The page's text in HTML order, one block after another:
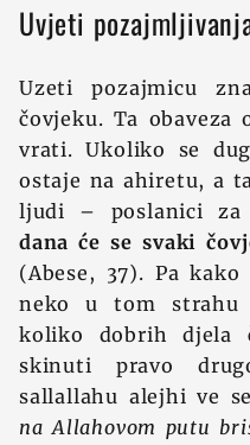
Uvjeti
Uzeti pozajmicu
čovjeku. Ta obaveza
vrati. Ukoliko se
ostaje na ahiretu, a
ljudi – poslanici za
dana će se svaki
(Abese, 37). Pa
neko u tom strahu
koliko dobrih djela
skinuti pravo
sallallahu alejhi ve
na Allahovom putu